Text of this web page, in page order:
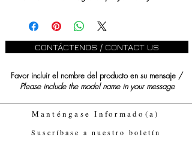
CONTÁCTENOS / CONTACT US
Favor incluir el nombre del producto en su mensaje /
Please include the model name in your message
Manténgase Informado(a)
Suscríbase a nuestro boletín